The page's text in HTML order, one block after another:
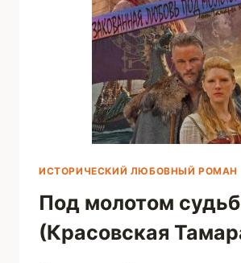
ИСТОРИЧЕСКИЙ ЛЮБОВНЫЙ РОМАН
Под молотом
(Красовская